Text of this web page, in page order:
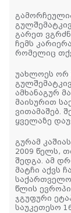
გარეთ
ჩემს
რომელიც
უახლოეს ორ
ამხანაგურ
მაისურით
ვითამაშებ.
ყველაზე
გურამ
2009 წელს,
შედგა. ამ
მატჩი აქვს
წლის
ჯგუფური
საუკეთესო